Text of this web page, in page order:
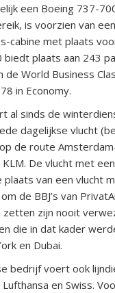
een Boeing 737-
is voorzien van
cabine met plaats
biedt plaats aan 243
de World Business
in Economy.
al sinds de
dagelijkse vlucht
de route
De vlucht met
van een vlucht
de BBJ’s van
zetten zijn nooit
die in dat kader
en Dubai.
bedrijf voert ook
en Swiss.